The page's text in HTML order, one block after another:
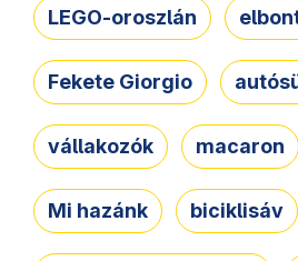
LEGO-oroszlán
Fekete Giorgio
vállakozók macaron
Mi hazánk biciklisáv